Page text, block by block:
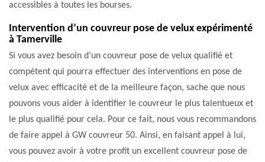
accessibles à toutes les bourses.
Intervention d’un couvreur pose de velux expérimenté
à Tamerville
Si vous avez besoin d’un couvreur pose de velux qualifié et
compétent qui pourra effectuer des interventions en pose de
velux avec efficacité et de la meilleure façon, sache que nous
pouvons vous aider à identifier le couvreur le plus talentueux et
le plus qualifié pour cela. Pour ce fait, nous vous recommandons
de faire appel à GW couvreur 50. Ainsi, en faisant appel à lui,
vous pouvez avoir à votre profit un excellent couvreur pose de